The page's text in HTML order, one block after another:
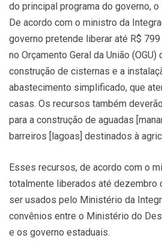
do principal programa do governo,
De acordo com o ministro da
governo pretende liberar até R$
no Orçamento Geral da União (OGU)
construção de cisternas e a
abastecimento simplificado, que
casas. Os recursos também
para a construção de aguadas
barreiros [lagoas] destinados à
Esses recursos, de acordo com o
totalmente liberados até dezembro
ser usados pelo Ministério da
convênios entre o Ministério do
e os governo estaduais.